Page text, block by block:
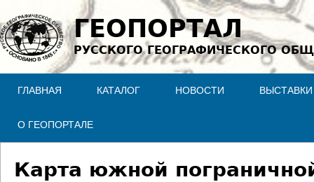
Jump to navigation
ГЕОПОРТАЛ
РУССКОГО ГЕОГРАФИЧЕСКОГО
ГЛАВНАЯ КАТАЛОГ НОВОСТИ ВЫСТАВКИ
О ГЕОПОРТАЛЕ
Карта южной